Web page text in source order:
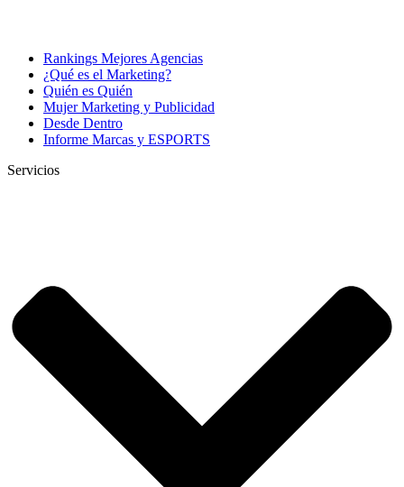
Rankings Mejores Agencias
¿Qué es el Marketing?
Quién es Quién
Mujer Marketing y Publicidad
Desde Dentro
Informe Marcas y ESPORTS
Servicios